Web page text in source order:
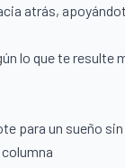
atrás,
lo que te resulte
para un sueño